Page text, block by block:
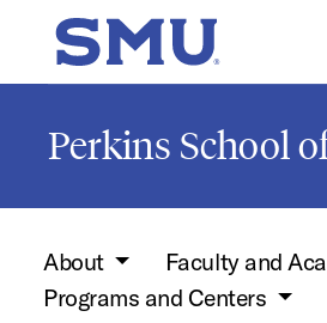
Skip to main content
SMU Home
Perkins School
About Faculty and
Programs and Centers